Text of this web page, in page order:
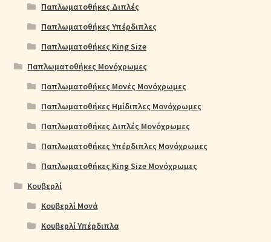
Παπλωματοθήκες Διπλές
Παπλωματοθήκες Υπέρδιπλες
Παπλωματοθήκες King Size
Παπλωματοθήκες Μονόχρωμες
Παπλωματοθήκες Μονές Μονόχρωμες
Παπλωματοθήκες Ημίδιπλες Μονόχρωμες
Παπλωματοθήκες Διπλές Μονόχρωμες
Παπλωματοθήκες Υπέρδιπλες Μονόχρωμες
Παπλωματοθήκες King Size Μονόχρωμες
Κουβερλί
Κουβερλί Μονά
Κουβερλί Υπέρδιπλα